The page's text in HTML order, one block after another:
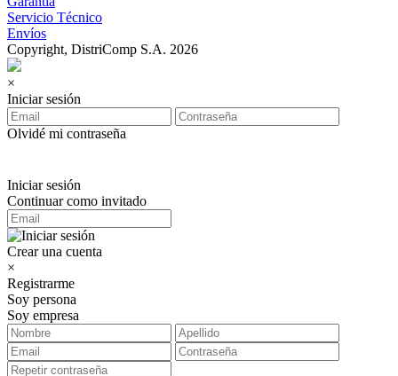
Servicio Técnico
Envíos
Copyright, DistriComp S.A. 2026
×
Iniciar sesión
Olvidé mi contraseña
Iniciar sesión
Continuar como invitado
Crear una cuenta
×
Registrarme
Soy persona
Soy empresa